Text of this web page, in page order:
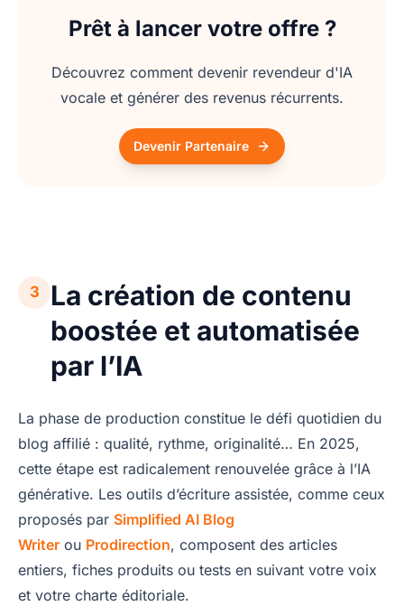
Prêt à lancer votre offre ?
Découvrez comment devenir revendeur d'IA
vocale et générer des revenus récurrents.
Devenir Partenaire
3
La création de contenu
boostée et automatisée
par l’IA
La phase de production constitue le défi quotidien du
blog affilié : qualité, rythme, originalité… En 2025,
cette étape est radicalement renouvelée grâce à l’IA
générative. Les outils d’écriture assistée, comme ceux
proposés par Simplified AI Blog
Writer ou Prodirection, composent des articles
entiers, fiches produits ou tests en suivant votre voix
et votre charte éditoriale.